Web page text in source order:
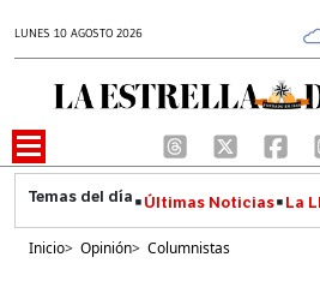
LUNES 10 AGOSTO 2026
Últimas Noticias La
Inicio> Opinión> Columnistas